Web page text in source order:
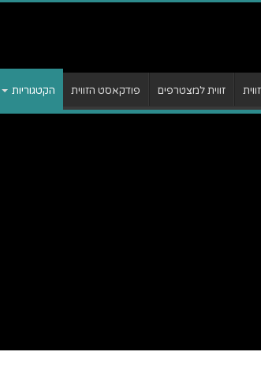
זווית למצטרפים פודקאסט הזווית הקטגוריות